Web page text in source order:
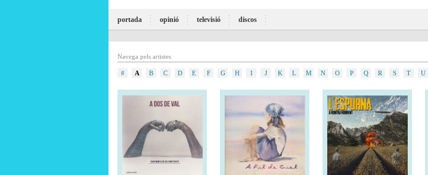
portada opinió televisió discos
Navega pels artistes
# A B C D E F G H I J K L M N O P Q R S T U